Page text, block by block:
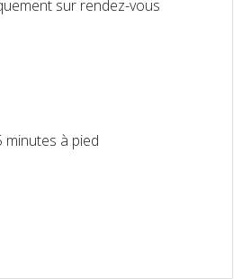
sur rendez-vous
minutes à pied